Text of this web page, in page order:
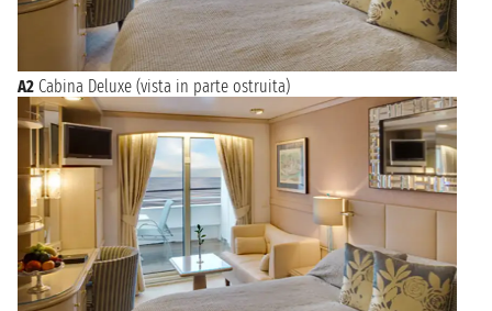
A2 Cabina Deluxe (vista in parte ostruita)